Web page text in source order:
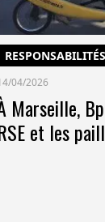
04/2026
Marseille,
et les